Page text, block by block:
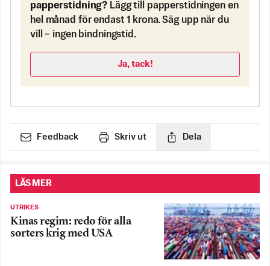
papperstidning? Lägg till papperstidningen en
hel månad för endast 1 krona. Säg upp när du
vill – ingen bindningstid.
Ja, tack!
Feedback Skriv ut Dela
LÄS MER
UTRIKES
Kinas regim: redo för alla
sorters krig med USA